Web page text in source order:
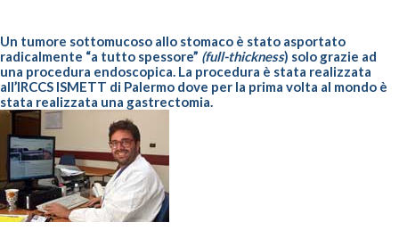
Un tumore sottomucoso allo stomaco è stato asportato
radicalmente “a tutto spessore” (full-thickness) solo grazie ad
una procedura endoscopica. La procedura è stata realizzata
all’IRCCS ISMETT di Palermo dove per la prima volta al mondo è
stata realizzata una gastrectomia.